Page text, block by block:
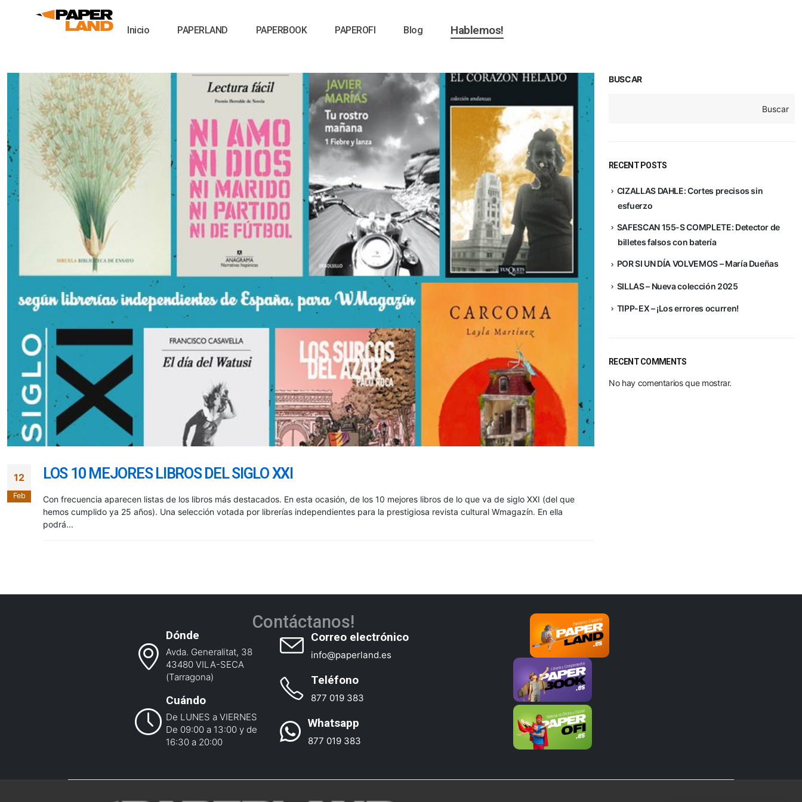
Inicio PAPERLAND PAPERBOOK PAPEROFI Blog Hablemos!
12
Feb
LOS 10 MEJORES LIBROS DEL SIGLO XXI
Con frecuencia aparecen listas de los libros más destacados. En esta ocasión, de los 10 mejores libros de lo que va de siglo XXI (del que
hemos cumplido ya 25 años). Una selección votada por librerías independientes para la prestigiosa revista cultural Wmagazín. En ella
podrá...
BUSCAR
Buscar
RECENT POSTS
CIZALLAS DAHLE: Cortes precisos sin
esfuerzo
SAFESCAN 155-S COMPLETE: Detector de
billetes falsos con batería
POR SI UN DÍA VOLVEMOS – María Dueñas
SILLAS – Nueva colección 2025
TIPP-EX – ¡Los errores ocurren!
RECENT COMMENTS
No hay comentarios que mostrar.
Contáctanos!
Dónde
Avda. Generalitat, 38
43480 VILA-SECA
(Tarragona)
Cuándo
De LUNES a VIERNES
De 09:00 a 13:00 y de
16:30 a 20:00
Correo electrónico
info@paperland.es
Teléfono
877 019 383
Whatsapp
877 019 383